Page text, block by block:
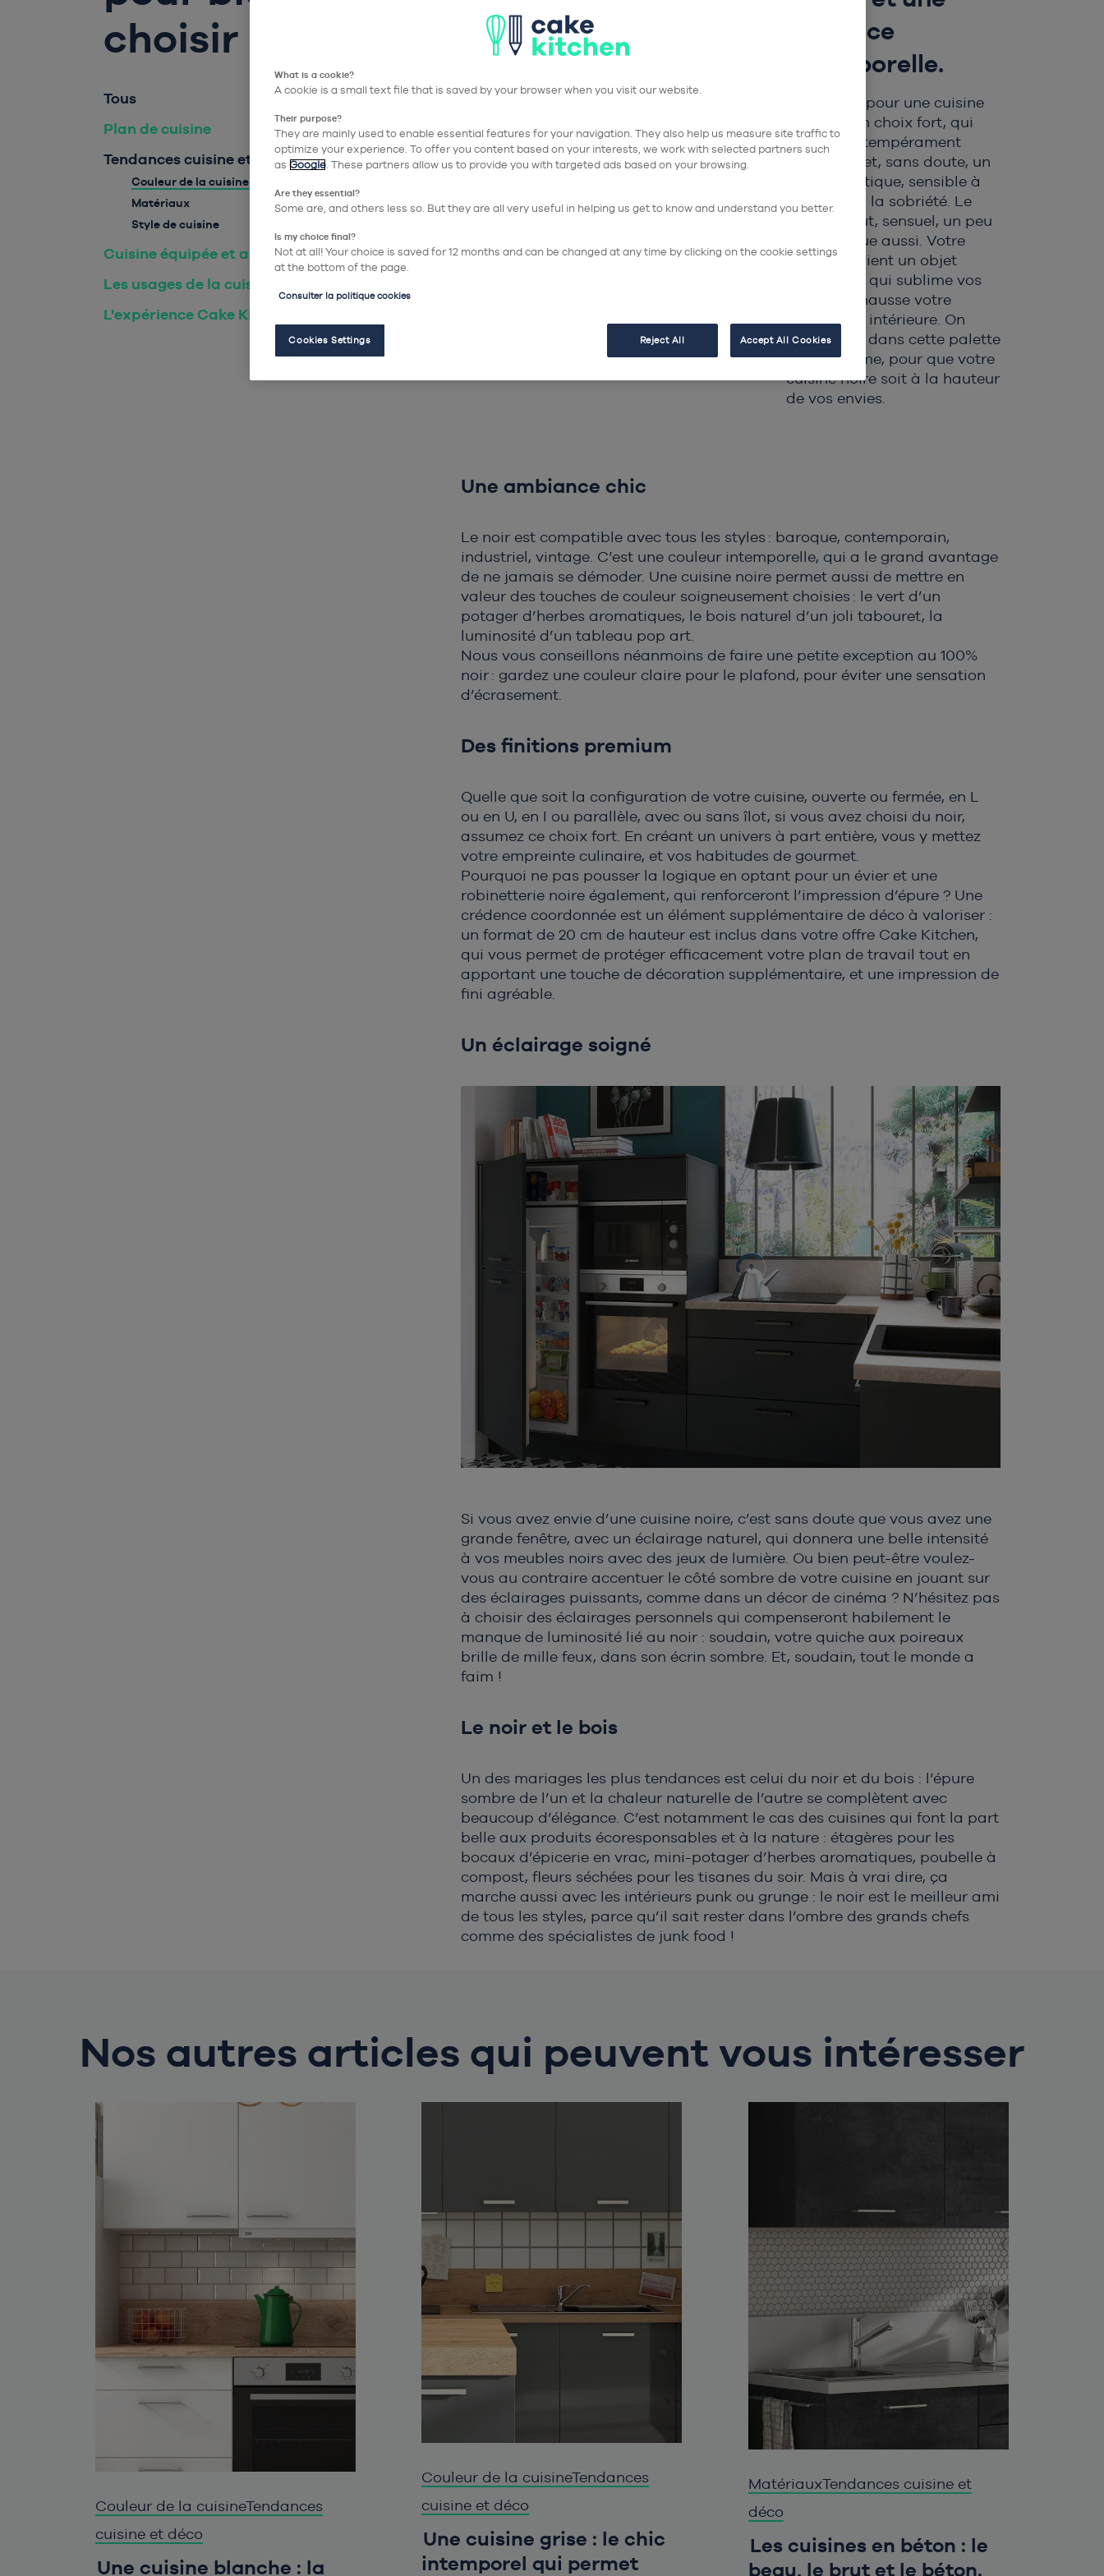
choisir
Tous
Plan de cuisine
Tendances cuisine et déco
Couleur de la cuisine
Matériaux
Style de cuisine
Cuisine équipée et aménagée
Les usages de la cuisine
L'expérience Cake Kitchen
élégance
intemporelle.
Se décider pour une cuisine
noire est un choix fort, qui
dénote un tempérament
déterminé et, sans doute, un
esprit artistique, sensible à
l’épure et à la sobriété. Le
noir est brut, sensuel, un peu
énigmatique aussi. Votre
cuisinedevient un objet
esthétique, qui sublime vos
plats et rehausse votre
décoration intérieure. On
vous guide dans cette palette
monochrome, pour que votre
cuisine noire soit à la hauteur
de vos envies.
Une ambiance chic
Le noir est compatible avec tous les styles : baroque, contemporain,
industriel, vintage. C’est une couleur intemporelle, qui a le grand avantage
de ne jamais se démoder. Une cuisine noire permet aussi de mettre en
valeur des touches de couleur soigneusement choisies : le vert d’un
potager d’herbes aromatiques, le bois naturel d’un joli tabouret, la
luminosité d’un tableau pop art.
Nous vous conseillons néanmoins de faire une petite exception au 100%
noir : gardez une couleur claire pour le plafond, pour éviter une sensation
d’écrasement.
Des finitions premium
Quelle que soit la configuration de votre cuisine, ouverte ou fermée, en L
ou en U, en I ou parallèle, avec ou sans îlot, si vous avez choisi du noir,
assumez ce choix fort. En créant un univers à part entière, vous y mettez
votre empreinte culinaire, et vos habitudes de gourmet.
Pourquoi ne pas pousser la logique en optant pour un évier et une
robinetterie noire également, qui renforceront l’impression d’épure ? Une
crédence coordonnée est un élément supplémentaire de déco à valoriser :
un format de 20 cm de hauteur est inclus dans votre offre Cake Kitchen,
qui vous permet de protéger efficacement votre plan de travail tout en
apportant une touche de décoration supplémentaire, et une impression de
fini agréable.
Un éclairage soigné
Si vous avez envie d’une cuisine noire, c’est sans doute que vous avez une
grande fenêtre, avec un éclairage naturel, qui donnera une belle intensité
à vos meubles noirs avec des jeux de lumière. Ou bien peut-être voulez-
vous au contraire accentuer le côté sombre de votre cuisine en jouant sur
des éclairages puissants, comme dans un décor de cinéma ? N’hésitez pas
à choisir des éclairages personnels qui compenseront habilement le
manque de luminosité lié au noir : soudain, votre quiche aux poireaux
brille de mille feux, dans son écrin sombre. Et, soudain, tout le monde a
faim !
Le noir et le bois
Un des mariages les plus tendances est celui du noir et du bois : l’épure
sombre de l’un et la chaleur naturelle de l’autre se complètent avec
beaucoup d’élégance. C’est notamment le cas des cuisines qui font la part
belle aux produits écoresponsables et à la nature : étagères pour les
bocaux d’épicerie en vrac, mini-potager d’herbes aromatiques, poubelle à
compost, fleurs séchées pour les tisanes du soir. Mais à vrai dire, ça
marche aussi avec les intérieurs punk ou grunge : le noir est le meilleur ami
de tous les styles, parce qu’il sait rester dans l’ombre des grands chefs
comme des spécialistes de junk food !
Nos autres articles qui peuvent vous intéresser
Couleur de la cuisineTendances
cuisine et déco
Une cuisine blanche : la
Couleur de la cuisineTendances
cuisine et déco
Une cuisine grise : le chic
intemporel qui permet
MatériauxTendances cuisine et
déco
Les cuisines en béton : le
beau, le brut et le béton.
Chargement en cours, veuillez
patienter...
What is a cookie?
A cookie is a small text file that is saved by your browser when you visit our website.
Their purpose?
They are mainly used to enable essential features for your navigation. They also help us measure site traffic to
optimize your experience. To offer you content based on your interests, we work with selected partners such
as Google. These partners allow us to provide you with targeted ads based on your browsing.
Are they essential?
Some are, and others less so. But they are all very useful in helping us get to know and understand you better.
Is my choice final?
Not at all! Your choice is saved for 12 months and can be changed at any time by clicking on the cookie settings
at the bottom of the page.
Consulter la politique cookies
Cookies Settings Reject All Accept All Cookies